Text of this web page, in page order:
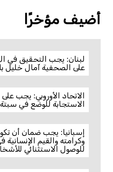
أضيف مؤخرًا
لبنان: يجب التحقيق في
على الصحفية آمال خليل
الاتحاد الأوروبي: يجب على
الاستجابة للوضع في سبتة
إسبانيا: يجب ضمان أن
وكرامته والقيم
للوصول الاستثنائي